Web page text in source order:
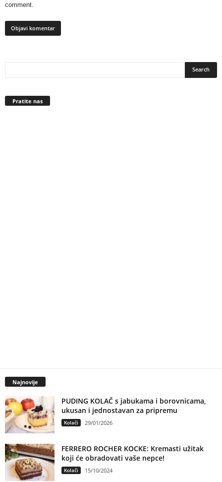
comment.
Pratite nas
Najnovije
PUDING KOLAČ s jabukama i borovnicama,
ukusan i jednostavan za pripremu
Kolači 29/01/2026
FERRERO ROCHER KOCKE: Kremasti užitak
koji će obradovati vaše nepce!
Kolači 15/10/2024